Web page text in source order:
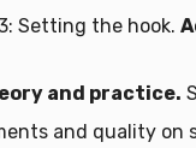
Setting the hook.
and practice.
and quality